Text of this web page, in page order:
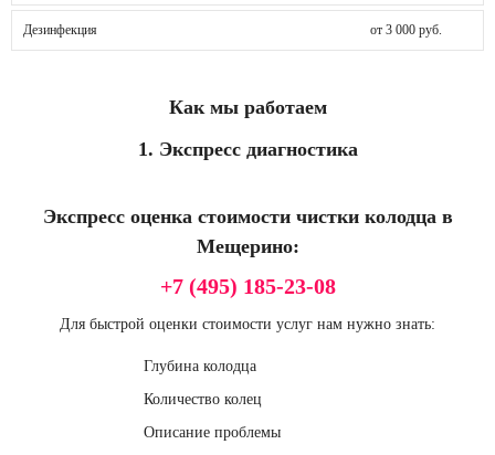
Дезинфекция от 3 000 руб.
Как мы работаем
1. Экспресс диагностика
Экспресс оценка стоимости чистки колодца в
Мещерино:
+7 (495) 185-23-08
Для быстрой оценки стоимости услуг нам нужно знать:
Глубина колодца
Количество колец
Описание проблемы